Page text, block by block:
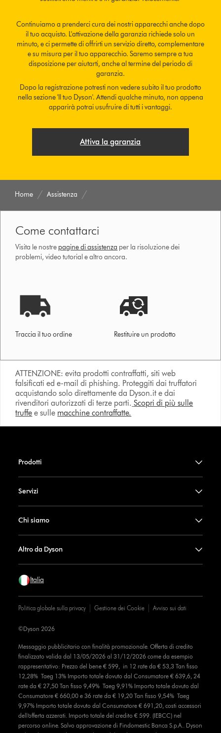
Continuiamo a prenderci cura dei nostri apparecchi anche dopo
il tuo acquisto. L'attivazione della garanzia richiede solo un
minuto, e ci permette di offrirti un servizio diretto, complementare
e su misura per il tuo apparecchio. Saremo sempre a tua
disposizione per aiutarti, anche al termine del periodo di
garanzia.
Dopo la registrazione potresti non vedere subito il tuo prodotto
nella sezione 'Il tuo Dyson'. Attendi qualche minuto, non appena
apparirà potrai usufruire di tutti i vantaggi.
Attiva la garanzia
Home Assistenza
Come contattarci
Visita le nostre pagine di assistenza per la risoluzione dei
problemi, video tutorial e altro ancora.
Traccia il tuo ordine Restituire un prodotto
ATTENZIONE: evita prodotti contraffatti, siti web
falsificati ed e-mail di phishing. Proteggiti dai truffatori
acquistando solo direttamente da Dyson.it e dai
rivenditori autorizzati di terze parti. Scopri di più sulle
truffe e sulle macchine contraffatte.
Prodotti
Servizi
Chi siamo
Altro da Dyson
Italia
Politica globale sulla privacy Gestione dei Cookie Avviso sui dati
Messaggio pubblicitario con finalità promozionale. Offerta di credito
finalizzato valida dal 13/05/2026 al 31/12/2026 come da esempio
rappresentativo: Prezzo del bene € 599, in 12 rate da € 53,3 Tan fisso
12,28% Taeg 13% Importo totale dovuto dal Consumatore € 639,6, 24
rate da € 27,50 Tan fisso 9,49% Taeg 9,91% Importo totale dovuto dal
Consumatore € 660,00 e 36 rate da € 19,20 Tan fisso 9,54% Taeg
9,97% Importo totale dovuto dal Consumatore € 691,20, costi accessori
dell’offerta azzerati. Importo totale del credito € 599. (IEBCC) nel
percorso online. Salvo approvazione di Findomestic Banca S.p.A.. Dyson
©Dyson 2026